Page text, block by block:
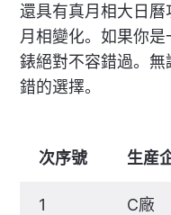
還具有真月相大日
月相變化。如果你
錶絕對不容錯過。
錯的選擇。
次序號 生産
1 C廠